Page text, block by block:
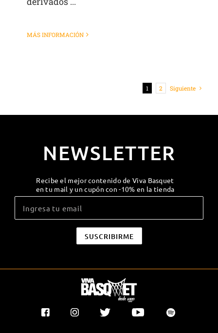
MÁS INFORMACIÓN
1 2 Siguiente
NEWSLETTER
Recibe el mejor contenido de Viva Basquet
en tu mail y un cupón con -10% en la tienda